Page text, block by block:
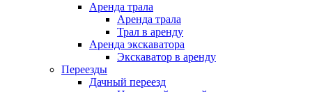
Аренда трала
Аренда трала
Трал в аренду
Аренда экскаватора
Экскаватор в аренду
Переезды
Дачный переезд